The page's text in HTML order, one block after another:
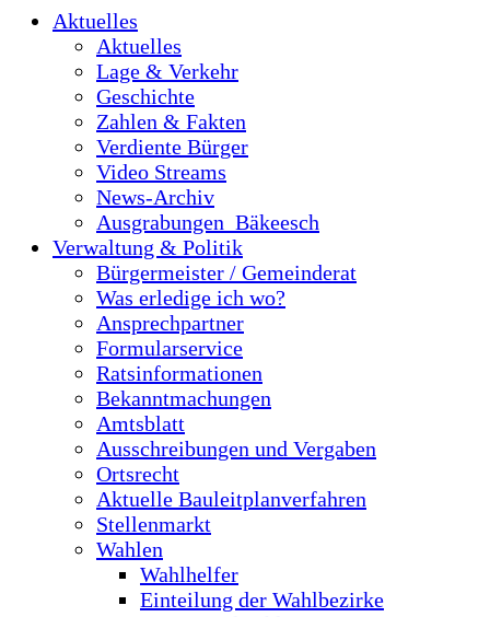
Aktuelles
Aktuelles
Lage & Verkehr
Geschichte
Zahlen & Fakten
Verdiente Bürger
Video Streams
News-Archiv
Ausgrabungen_Bäkeesch
Verwaltung & Politik
Bürgermeister / Gemeinderat
Was erledige ich wo?
Ansprechpartner
Formularservice
Ratsinformationen
Bekanntmachungen
Amtsblatt
Ausschreibungen und Vergaben
Ortsrecht
Aktuelle Bauleitplanverfahren
Stellenmarkt
Wahlen
Wahlhelfer
Einteilung der Wahlbezirke